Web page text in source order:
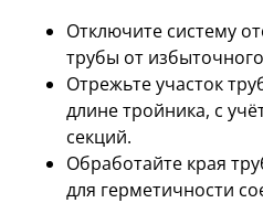
Отключите систему
трубы от
Отрежьте участок
длине тройника, с
секций.
Обработайте края
для герметичности